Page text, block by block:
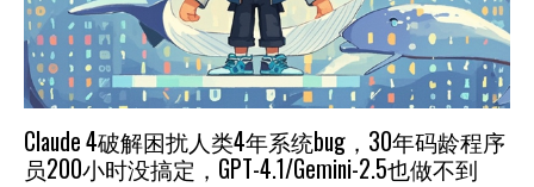
Claude 4破解困扰人类4年系统bug，30年码龄程序
员200小时没搞定，GPT-4.1/Gemini-2.5也做不到